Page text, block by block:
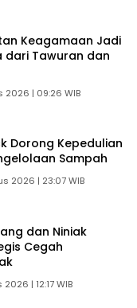
Keagamaan Jadi
dari Tawuran dan
2026 | 09:26 WIB
Dorong Kepedulian
Sampah
2026 | 23:07 WIB
dan Niniak
Cegah
| 12:17 WIB